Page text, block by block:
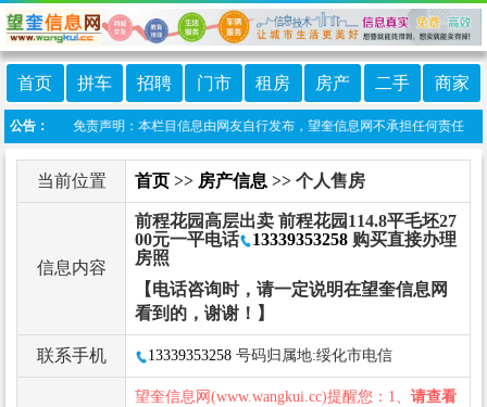
首页 拼车 招聘 门市 租房 房产 二手 商家
公告：
奎信息港 免责声明：本栏目信息由网友自行发布，望奎信息网不承担任何责任！
当前位置 首页 >> 房产信息 >> 个人售房
信息内容
前程花园高层出卖 前程花园114.8平毛坯27
00元一平电话
13339353258 购买直接办理
房照
【电话咨询时，请一定说明在望奎信息网
看到的，谢谢！】
联系手机 13339353258 号码归属地:绥化市电信
望奎信息网(www.wangkui.cc)提醒您：1、 请查看